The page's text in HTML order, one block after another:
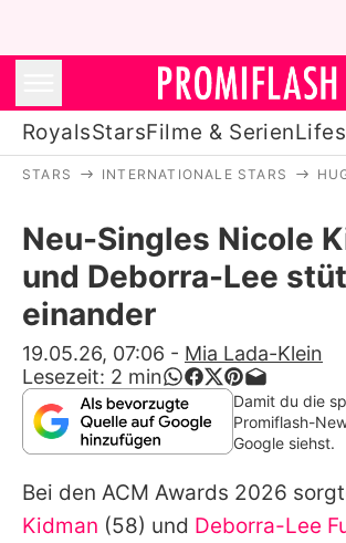
RoyalsStarsFilme & Serien
Stars
Filme & Serien
Lifestyle
Familie & Liebe
Promiflash Exklusiv
Alle Themen auf
STARS INTERNATIONALE STARS
Neu-Singles Nicole
und Deborra-Lee
einander
19.05.26, 07:06 - Mia Lada-Klein
Lesezeit: 2 min
Damit du die
Promiflash-
Google siehst.
Bei den ACM Awards 2026
Kidman (58) und Deborra-Lee